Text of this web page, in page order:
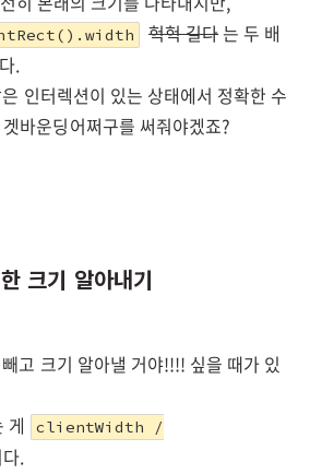
헉헉 길다는 두 배
.
인터렉션이 있는 상태에서 정확한 수
바운딩어쩌구를 써줘야겠죠?
크기 알아내기
고 크기 알아낼 거야!!!! 싶을 때가 있
게
clientWidth /
.